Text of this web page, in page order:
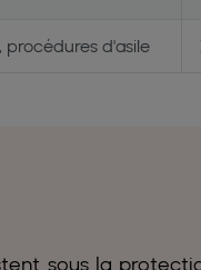
procédures d'asile
sous la